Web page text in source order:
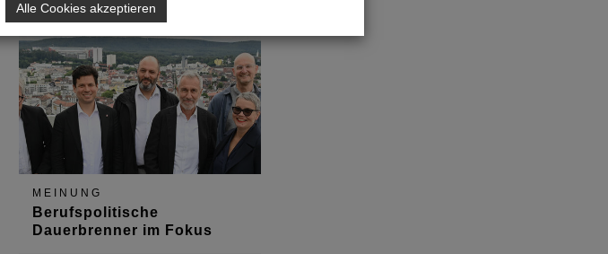
MEINUNG
Berufspolitische
Dauerbrenner im Fokus
Alle Cookies akzeptieren